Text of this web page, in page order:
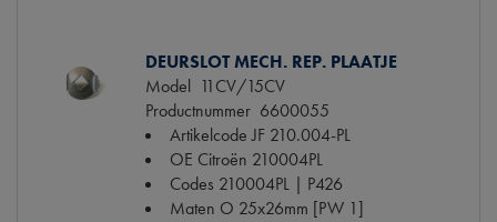
DEURSLOT MECH. REP. PLAATJE
Model 11CV/15CV
Productnummer 6600055
Artikelcode JF 210.004-PL
OE Citroën 210004PL
Codes 210004PL | P426
Maten O 25x26mm [PW 1]